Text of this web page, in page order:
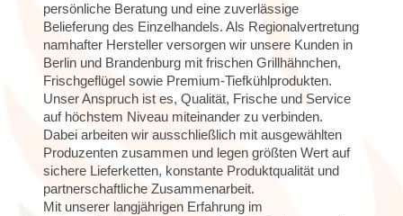
persönliche Beratung und eine zuverlässige
Belieferung des Einzelhandels. Als Regionalvertretung
namhafter Hersteller versorgen wir unsere Kunden in
Berlin und Brandenburg mit frischen Grillhähnchen,
Frischgeflügel sowie Premium-Tiefkühlprodukten.
Unser Anspruch ist es, Qualität, Frische und Service
auf höchstem Niveau miteinander zu verbinden.
Dabei arbeiten wir ausschließlich mit ausgewählten
Produzenten zusammen und legen größten Wert auf
sichere Lieferketten, konstante Produktqualität und
partnerschaftliche Zusammenarbeit.
Mit unserer langjährigen Erfahrung im